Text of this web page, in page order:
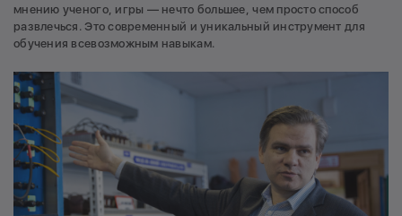
мнению ученого, игры — нечто большее, чем просто способ
развлечься. Это современный и уникальный инструмент для
обучения всевозможным навыкам.